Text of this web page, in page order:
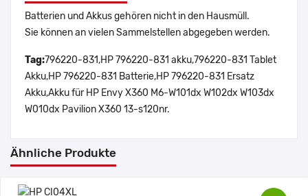
Batterien und Akkus gehören nicht in den Hausmüll.
Sie können an vielen Sammelstellen abgegeben werden.
Tag:796220-831,HP 796220-831 akku,796220-831 Tablet
Akku,HP 796220-831 Batterie,HP 796220-831 Ersatz
Akku,Akku für HP Envy X360 M6-W101dx W102dx W103dx
W010dx Pavilion X360 13-s120nr.
Ähnliche Produkte